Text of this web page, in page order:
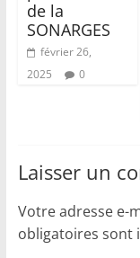
de la
SONARGES
février 26,
2025
0
Laisser un
Votre adresse e-
obligatoires sont